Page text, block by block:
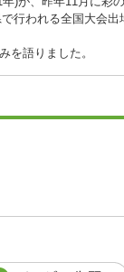
行われる全国大会出
を語りました。